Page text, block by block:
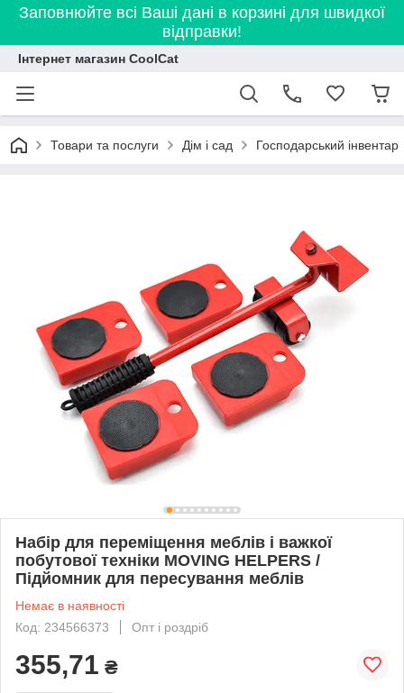
Заповнюйте всі Ваші дані в корзині для швидкої
відправки!
Інтернет магазин CoolCat
Товари та послуги Дім і сад Господарський інвентар
Набір для переміщення меблів і важкої
побутової техніки MOVING HELPERS /
Підйомник для пересування меблів
Немає в наявності
Код: 234566373
Опт і роздріб
355,71 ₴